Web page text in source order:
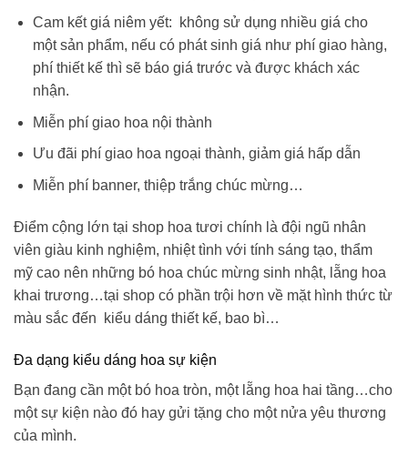
Cam kết giá niêm yết: không sử dụng nhiều giá cho
một sản phẩm, nếu có phát sinh giá như phí giao hàng,
phí thiết kế thì sẽ báo giá trước và được khách xác
nhận.
Miễn phí giao hoa nội thành
Ưu đãi phí giao hoa ngoại thành, giảm giá hấp dẫn
Miễn phí banner, thiệp trắng chúc mừng…
Điểm cộng lớn tại shop hoa tươi chính là đội ngũ nhân
viên giàu kinh nghiệm, nhiệt tình với tính sáng tạo, thẩm
mỹ cao nên những bó hoa chúc mừng sinh nhật, lẵng hoa
khai trương…tại shop có phần trội hơn về mặt hình thức từ
màu sắc đến kiểu dáng thiết kế, bao bì…
Đa dạng kiểu dáng hoa sự kiện
Bạn đang cần một bó hoa tròn, một lẵng hoa hai tầng…cho
một sự kiện nào đó hay gửi tặng cho một nửa yêu thương
của mình.